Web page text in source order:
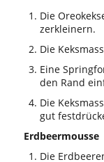
Die
zerkleinern.
Die
Eine
den Rand
Die
gut
Erdbeermousse
Die